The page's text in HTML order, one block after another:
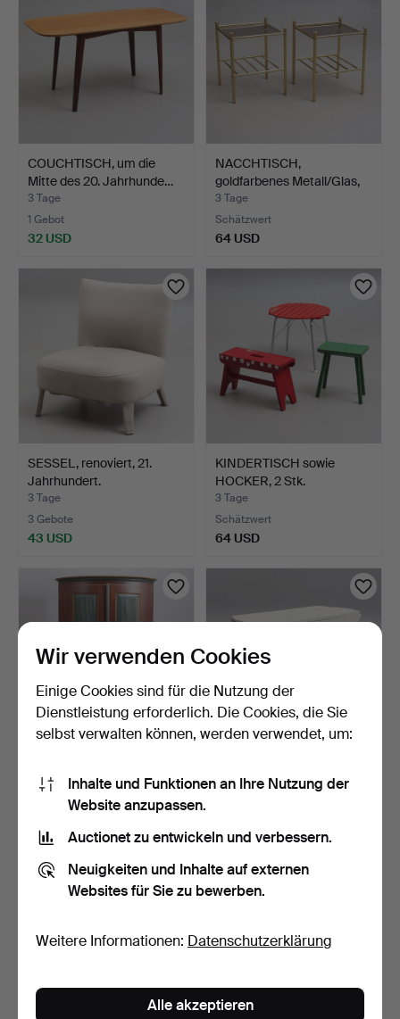
COUCHTISCH, um die
Mitte des 20. Jahrhunde…
3 Tage
1 Gebot
32 USD
NACCHTISCH,
goldfarbenes Metall/Glas,
zwei…
3 Tage
Schätzwert
64 USD
SESSEL, renoviert, 21.
Jahrhundert.
3 Tage
3 Gebote
43 USD
KINDERTISCH sowie
HOCKER, 2 Stk.
3 Tage
Schätzwert
64 USD
gustavianischer Stil,
gestempel…
32 USD
Jahrhundert.
43 USD
Wir verwenden Cookies
Einige Cookies sind für die Nutzung der
Dienstleistung erforderlich. Die Cookies, die Sie
selbst verwalten können, werden verwendet, um:
Inhalte und Funktionen an Ihre Nutzung der
Website anzupassen.
Auctionet zu entwickeln und verbessern.
Neuigkeiten und Inhalte auf externen
Websites für Sie zu bewerben.
Weitere Informationen: Datenschutzerklärung
Alle akzeptieren